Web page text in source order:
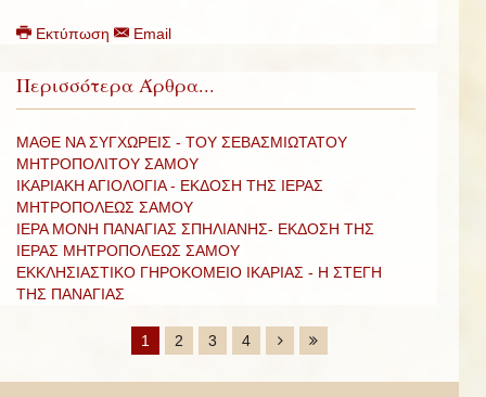
Εκτύπωση Email
Περισσότερα Άρθρα...
ΜΑΘΕ ΝΑ ΣΥΓΧΩΡΕΙΣ - ΤΟΥ ΣΕΒΑΣΜΙΩΤΑΤΟΥ
ΜΗΤΡΟΠΟΛΙΤΟΥ ΣΑΜΟΥ
ΙΚΑΡΙΑΚΗ ΑΓΙΟΛΟΓΙΑ - ΕΚΔΟΣΗ ΤΗΣ ΙΕΡΑΣ
ΜΗΤΡΟΠΟΛΕΩΣ ΣΑΜΟΥ
ΙΕΡΑ ΜΟΝΗ ΠΑΝΑΓΙΑΣ ΣΠΗΛΙΑΝΗΣ- ΕΚΔΟΣΗ ΤΗΣ
ΙΕΡΑΣ ΜΗΤΡΟΠΟΛΕΩΣ ΣΑΜΟΥ
ΕΚΚΛΗΣΙΑΣΤΙΚΟ ΓΗΡΟΚΟΜΕΙΟ ΙΚΑΡΙΑΣ - Η ΣΤΕΓΗ
ΤΗΣ ΠΑΝΑΓΙΑΣ
1 2 3 4